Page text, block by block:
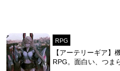
RPG
【アーテリーギア】
RPG。面白い、つま